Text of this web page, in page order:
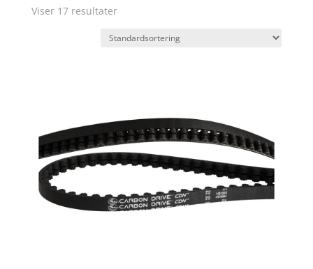
Viser 17 resultater